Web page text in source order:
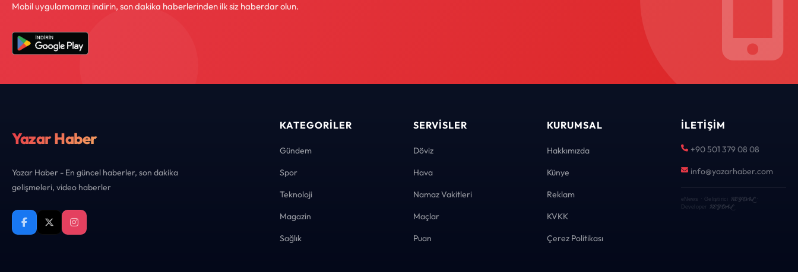
Mobil uygulamamızı indirin, son dakika haberlerinden ilk siz haberdar olun.
Yazar Haber
Yazar Haber - En güncel haberler, son dakika
gelişmeleri, video haberler
KATEGORILER
Gündem
Spor
Teknoloji
Magazin
Sağlık
SERVISLER
Döviz
Hava
Namaz Vakitleri
Maçlar
Puan
KURUMSAL
Hakkımızda
Künye
Reklam
KVKK
Çerez Politikası
İLETIŞIM
+90 501 379 08 08
info@yazarhaber.com
eNews · Geliştirici KEYDAL·
Developer KEYDAL